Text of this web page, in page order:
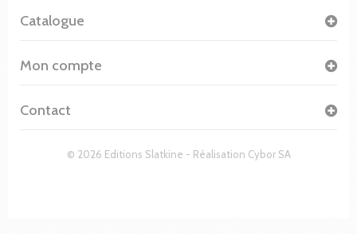
© 2026 Editions Slatkine - Réalisation Cybor SA
Catalogue
Mon compte
Contact